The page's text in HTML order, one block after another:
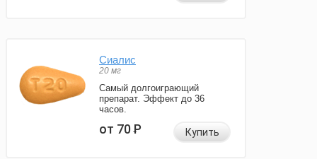
Сиалис
20 мг
Самый долгоиграющий
препарат. Эффект до 36
часов.
от 70Р Купить